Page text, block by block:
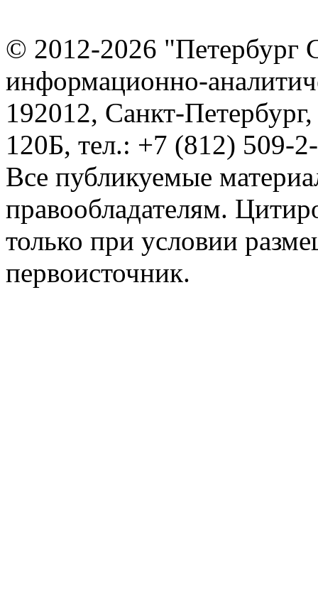
© 2012-2026 "Петербург
информационно-
192012, Санкт-
120Б, тел.: +7 (812) 509-
Все публикуемые
правообладателям.
только при условии
первоисточник.